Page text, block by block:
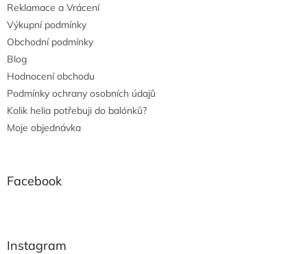
Reklamace a Vrácení
Výkupní podmínky
Obchodní podmínky
Blog
Hodnocení obchodu
Podmínky ochrany osobních údajů
Kolik helia potřebuji do balónků?
Moje objednávka
Facebook
Instagram